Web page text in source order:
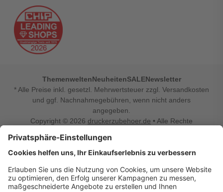
ThemenweltenNeuheitenSALENewsletter
* Alle Preise inkl. gesetzl. Mehrwertsteuer zzgl. Versandkosten
und ggf. Nachnahmegebühren, wenn nicht anders
angegeben.
Copyright © 2026 druckerzubehoer.de • Alle Rechte
Vertrag widerrufen
Druckerzubehoer.de – preiswerte Qualität für Ihr Office
Sie sind auf der Suche nach dem passenden Druckerzubehör
oder Zubehör für das Büro, den Computer oder Ihr
Smartphone? Dann sind Sie bei Druckerzubehoer.de genau